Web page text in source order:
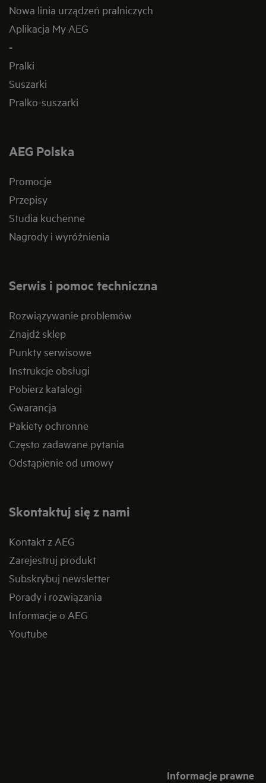
Nowa linia urządzeń pralniczych
Aplikacja My AEG
-
Pralki
Suszarki
Pralko-suszarki
AEG Polska
Promocje
Przepisy
Studia kuchenne
Nagrody i wyróżnienia
Serwis i pomoc techniczna
Rozwiązywanie problemów
Znajdź sklep
Punkty serwisowe
Instrukcje obsługi
Pobierz katalogi
Gwarancja
Pakiety ochronne
Często zadawane pytania
Odstąpienie od umowy
Skontaktuj się z nami
Kontakt z AEG
Zarejestruj produkt
Subskrybuj newsletter
Porady i rozwiązania
Informacje o AEG
Youtube
Informacje prawne